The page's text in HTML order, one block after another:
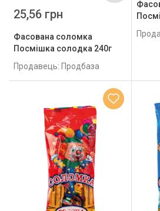
Фасована соломка
Посмішка солодка 240г
Продавець: Продбаза
25,56 грн